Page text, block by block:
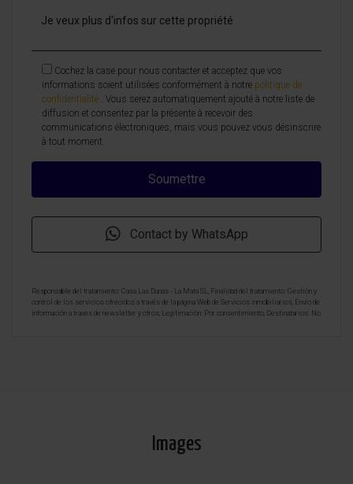
Cochez la case pour nous contacter et acceptez que vos
informations soient utilisées conformément à notre politique de
confidentialité . Vous serez automatiquement ajouté à notre liste de
diffusion et consentez par la présente à recevoir des
communications électroniques, mais vous pouvez vous désinscrire
à tout moment.
Contact by WhatsApp
Responsable del tratamiento: Casa Las Dunas - La Mata SL, Finalidad del tratamiento: Gestión y
control de los servicios ofrecidos a través de la página Web de Servicios inmobiliarios, Envío de
información a traves de newsletter y otros, Legitimación: Por consentimiento, Destinatarios: No
Images